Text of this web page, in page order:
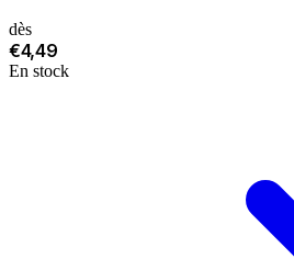
dès
€4,49
En stock